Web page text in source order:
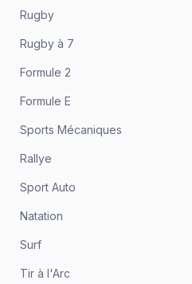
Rugby
Rugby à 7
Formule 2
Formule E
Sports Mécaniques
Rallye
Sport Auto
Natation
Surf
Tir à l'Arc